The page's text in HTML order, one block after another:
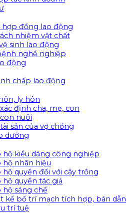
hợp đồng lao động
nhiệm vật chất
sinh lao động
nghề nghiệp
động
chấp lao động
ly hôn
định cha, mẹ, con
nuôi
sản của vợ chồng
dưỡng
kiểu dáng công nghiệp
nhãn hiệu
quyền đối với cây trồng
quyền tác giả
sáng chế
kế bố trí mạch tích hợp, bán dẫn
trí tuệ